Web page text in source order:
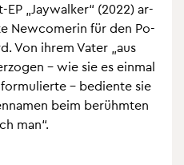
EP „Jay­wal­ker“ (2022) ar­
New­co­me­rin für den Po­
Von ihrem Vater „aus
– wie sie es ein­mal
– be­dien­te sie
beim be­rühm­ten
man“.